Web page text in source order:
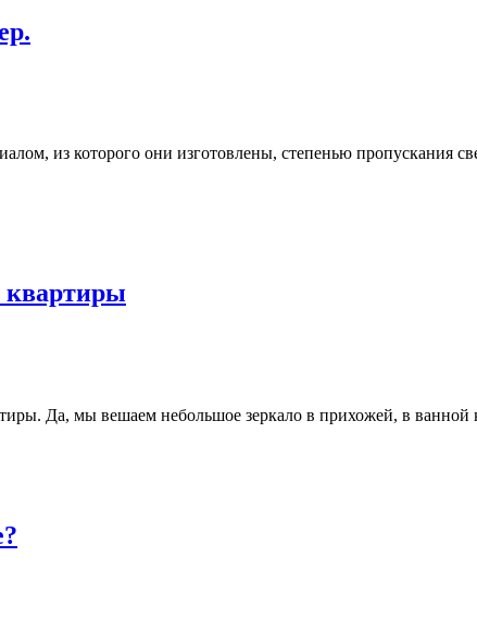
из которого они изготовлены, степенью пропускания
квартиры
Да, мы вешаем небольшое зеркало в прихожей, в